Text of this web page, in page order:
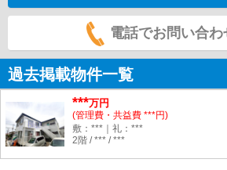
電話でお問い合わ
過去掲載物件一覧
***万円
(管理費・共益費 ***円)
敷：***｜礼：***
2階 / *** / ***